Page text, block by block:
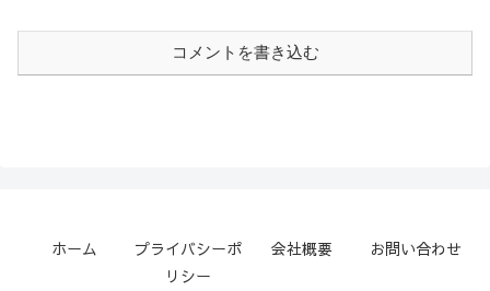
コメントを書き込む
ホーム
プライバシーポ
リシー
会社概要 お問い合わせ